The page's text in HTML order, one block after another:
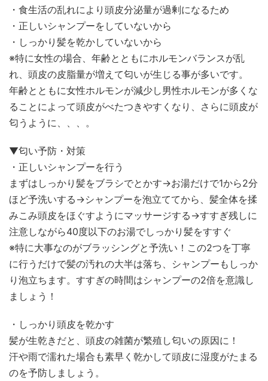
・食生活の乱れにより頭皮分泌量が過剰になるため
・正しいシャンプーをしていないから
・しっかり髪を乾かしていないから
※特に女性の場合、年齢とともにホルモンバランスが乱
れ、頭皮の皮脂量が増えて匂いが生じる事が多いです。
年齢とともに女性ホルモンが減少し男性ホルモンが多くな
ることによって頭皮がべたつきやすくなり、さらに頭皮が
匂うように、、、。
▼匂い予防・対策
・正しいシャンプーを行う
まずはしっかり髪をブラシでとかす→お湯だけで1から2分
ほど予洗いする→シャンプーを泡立ててから、髪全体を揉
みこみ頭皮をほぐすようにマッサージする→すすぎ残しに
注意しながら40度以下のお湯でしっかり髪をすすぐ
※特に大事なのがブラッシングと予洗い！この2つを丁寧
に行うだけで髪の汚れの大半は落ち、シャンプーもしっか
り泡立ちます。すすぎの時間はシャンプーの2倍を意識し
ましょう！
・しっかり頭皮を乾かす
髪が生乾きだと、頭皮の雑菌が繁殖し匂いの原因に！
汗や雨で濡れた場合も素早く乾かして頭皮に湿度がたまる
のを予防しましょう。